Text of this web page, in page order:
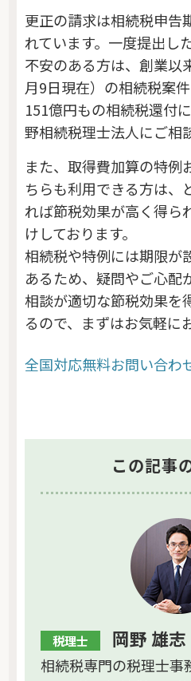
更正の請求は相続税申告
れています。一度提出し
不安のある方は、創業以
月9日現在）の相続税案
151億円もの相続税還付
野相続税理士法人にご相
また、取得費加算の特例
ちらも利用できる方は、
れば節税効果が高く得ら
けしております。
相続税や特例には期限が
あるため、疑問やご心配
相談が適切な節税効果を
るので、まずはお気軽に
全国対応無料お問い合わ
この記事
税理士 岡野 雄志
相続税専門の税理士事